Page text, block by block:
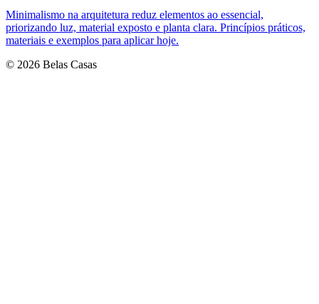
Minimalismo na arquitetura reduz elementos ao essencial,
priorizando luz, material exposto e planta clara. Princípios práticos,
materiais e exemplos para aplicar hoje.
© 2026 Belas Casas